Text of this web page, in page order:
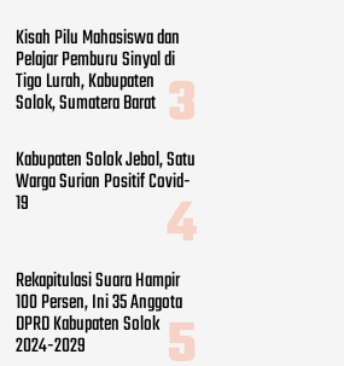
Kisah Pilu Mahasiswa dan
Pelajar Pemburu Sinyal di
Tigo Lurah, Kabupaten
Solok, Sumatera Barat
Kabupaten Solok Jebol, Satu
Warga Surian Positif Covid-
19
Rekapitulasi Suara Hampir
100 Persen, Ini 35 Anggota
DPRD Kabupaten Solok
2024-2029